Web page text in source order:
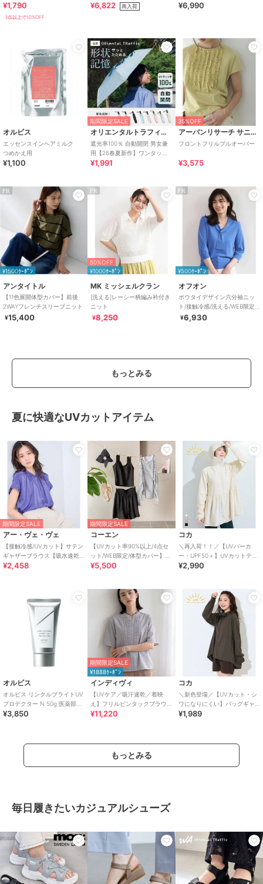
¥1,790
3点以上で10%OFF
き タンキニ
¥6,822 再入荷
ラクチンきれいシューズ
¥6,990
オルビス
エッセンスインヘアミルク
つめかえ用
¥1,100
期間限定SALE
オリエンタルトラフィック
遮光率100％ 自動開閉 男女兼
用【26春夏新作】ワンタッチ
晴雨兼用 折りたたみ傘 /G-
¥1,991
35%OFF
アーバンリサーチ サニーレーベル
フロントフリルプルオーバー
¥3,575
PR
¥1500ｸｰﾎﾟﾝ
アンタイトル
【11色展開体型カバー】前後
2WAYフレンチスリーブニット
¥15,400
PR
50%OFF
¥1000ｸｰﾎﾟﾝ
MK ミッシェルクラン
[洗える]レーシー柄編み衿付き
ニット
¥8,250
PR
¥500ｸｰﾎﾟﾝ
オフオン
ボウタイデザイン六分袖ニッ
ト/接触冷感/洗える/WEB限定
サイズあり
¥6,930
もっとみる
夏に快適なUVカットアイテム
期間限定SALE
アー・ヴェ・ヴェ
【接触冷感/UVカット】サテン
ギャザーブラウス【吸水速乾/
イージーケア】
¥2,458
期間限定SALE
コーエン
【UVカット率90%以上/4点セ
ット/WEB限定/体型カバー】シ
ュシュ付きアソートスイムウ
¥5,500
コカ
＼再入荷！！／【UVパーカ
ー・UPF50＋】UVカットティ
アードパーカー 全4色
¥2,990
オルビス
オルビス リンクルブライトUV
プロテクター N 50g 医薬部外
品（顔用日焼け止め）
¥3,850
期間限定SALE
¥1888ｸｰﾎﾟﾝ
インディヴィ
【UVケア／吸汗速乾／着映
え】フリルピンタックブラウ
ス
¥11,220
コカ
＼新色登場／【UVカット・シ
ワになりにくい】バッグギャ
ザーUVパーカー 全4色
¥1,989
もっとみる
毎日履きたいカジュアルシューズ